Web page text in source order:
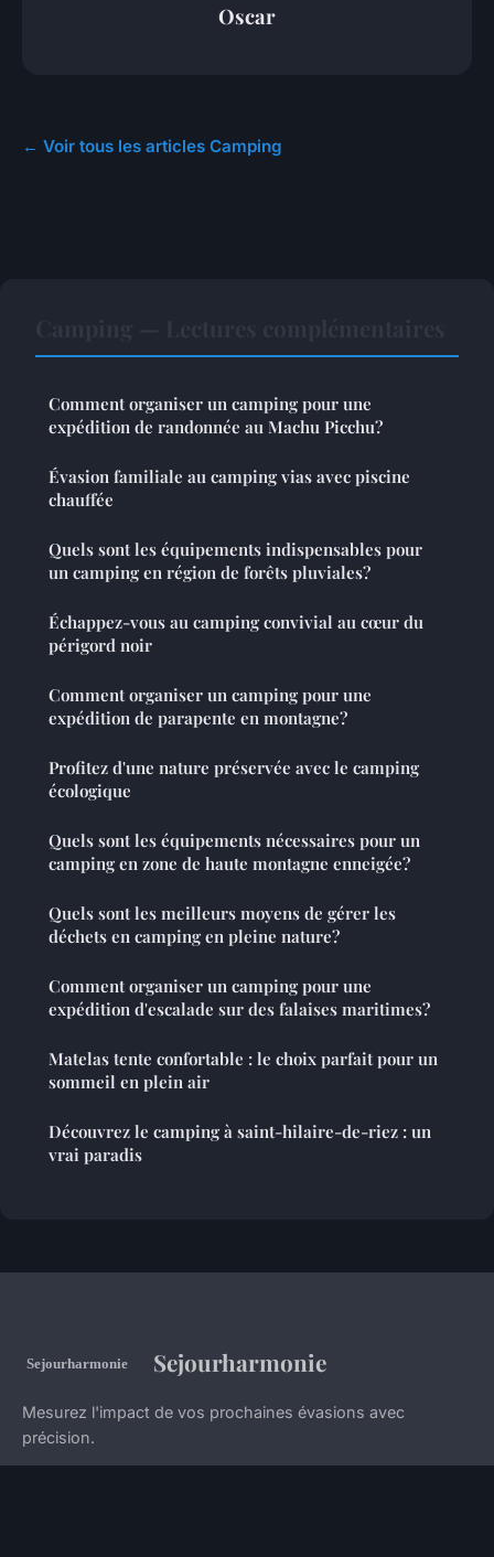
Oscar
← Voir tous les articles Camping
Comment organiser un camping pour une
expédition de randonnée au Machu Picchu?
Évasion familiale au camping vias avec piscine
chauffée
Quels sont les équipements indispensables pour
un camping en région de forêts pluviales?
Échappez-vous au camping convivial au cœur du
périgord noir
Comment organiser un camping pour une
expédition de parapente en montagne?
Profitez d'une nature préservée avec le camping
écologique
Quels sont les équipements nécessaires pour un
camping en zone de haute montagne enneigée?
Quels sont les meilleurs moyens de gérer les
déchets en camping en pleine nature?
Comment organiser un camping pour une
expédition d'escalade sur des falaises maritimes?
Matelas tente confortable : le choix parfait pour un
sommeil en plein air
Découvrez le camping à saint-hilaire-de-riez : un
vrai paradis
Sejourharmonie
Mesurez l'impact de vos prochaines évasions avec
précision.